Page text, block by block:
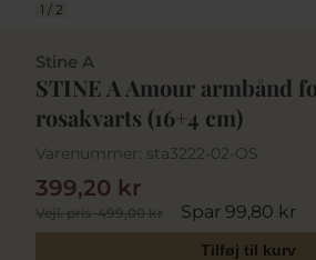
1 / 2
Stine A
STINE A Amour armbånd
rosakvarts (16+4 cm)
Varenummer: sta3222-02-OS
Vejl. pris499,00 kr Spar 99,80 kr
399,20 kr
Tilføj til kurv